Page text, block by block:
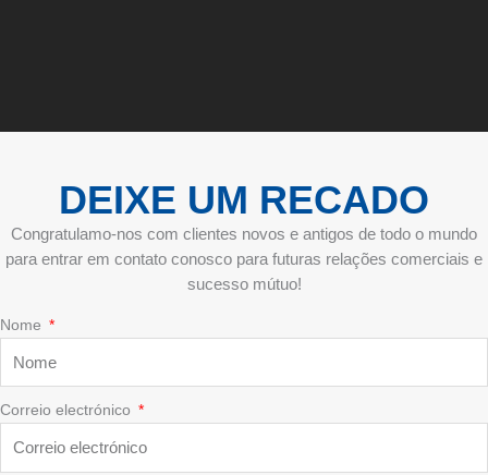
DEIXE UM RECADO
Congratulamo-nos com clientes novos e antigos de todo o mundo
para entrar em contato conosco para futuras relações comerciais e
sucesso mútuo!
Nome
Correio electrónico